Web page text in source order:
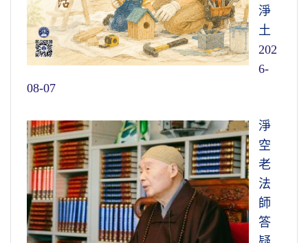
淨
土
202
6-
08-07
淨
空
老
法
師
答